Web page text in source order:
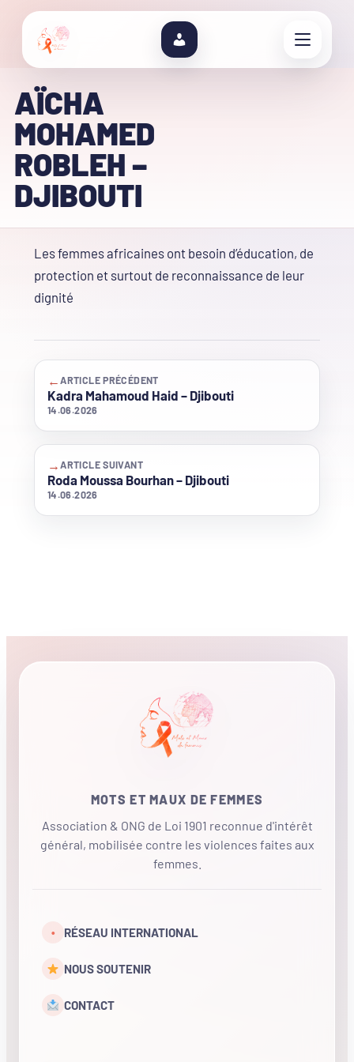
AÏCHA
MOHAMED
ROBLEH –
DJIBOUTI
Les femmes africaines ont besoin d’éducation, de
protection et surtout de reconnaissance de leur
dignité
←ARTICLE PRÉCÉDENT
Kadra Mahamoud Haid – Djibouti
14.06.2026
→ARTICLE SUIVANT
Roda Moussa Bourhan – Djibouti
14.06.2026
MOTS ET MAUX DE FEMMES
Association & ONG de Loi 1901 reconnue d'intérêt
général, mobilisée contre les violences faites aux
femmes.
• RÉSEAU INTERNATIONAL
NOUS SOUTENIR
CONTACT